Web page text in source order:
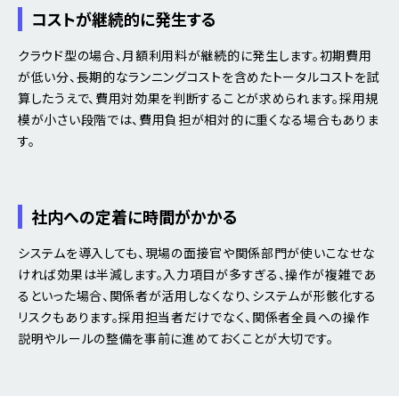
コストが継続的に発生する
クラウド型の場合、月額利用料が継続的に発生します。初期費用
が低い分、長期的なランニングコストを含めたトータルコストを試
算したうえで、費用対効果を判断することが求められます。採用規
模が小さい段階では、費用負担が相対的に重くなる場合もありま
す。
社内への定着に時間がかかる
システムを導入しても、現場の面接官や関係部門が使いこなせな
ければ効果は半減します。入力項目が多すぎる、操作が複雑であ
るといった場合、関係者が活用しなくなり、システムが形骸化する
リスクもあります。採用担当者だけでなく、関係者全員への操作
説明やルールの整備を事前に進めておくことが大切です。